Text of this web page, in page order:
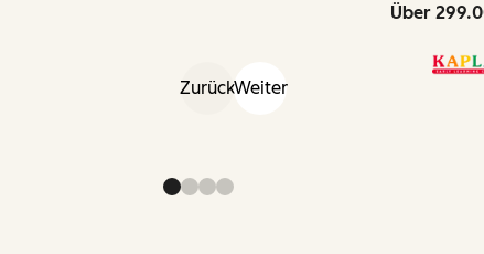
Über
ZurückWeiter